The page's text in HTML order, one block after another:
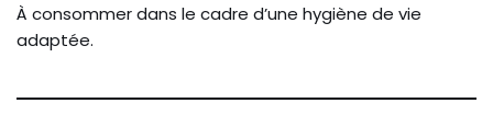
À consommer dans le cadre d’une hygiène de vie
adaptée.